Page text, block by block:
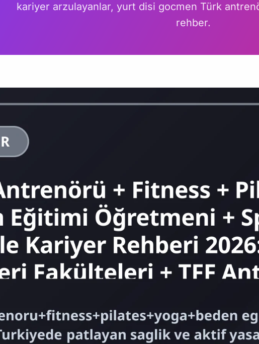
kariyer arzulayanlar, yurt disi gocmen Türk
rehber.